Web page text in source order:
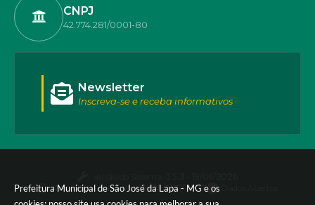
Prefeitura Municipal de São José da Lapa - MG e os
CNPJ
42.774.281/0001-80
Newsletter
Inscreva-se e receba informativos
Portal atualizado em:05/08/2026 17:55